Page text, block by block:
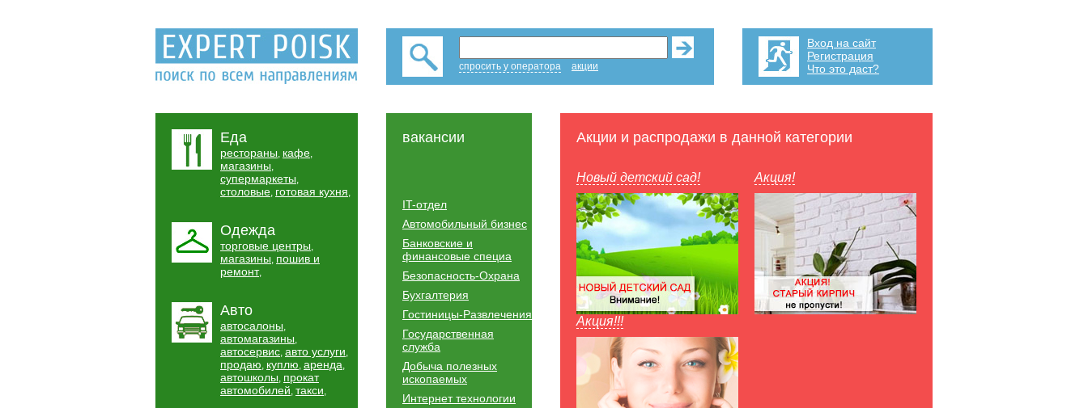
спросить у оператора акции
Вход на сайт
Регистрация
Что это даст?
Еда
рестораны, кафе,
магазины,
супермаркеты,
столовые, готовая кухня,
Одежда
торговые центры,
магазины, пошив и
ремонт,
Авто
автосалоны,
автомагазины,
автосервис, авто услуги,
продаю, куплю, аренда,
автошколы, прокат
автомобилей, такси,
вакансии
IT-отдел
Автомобильный бизнес
Банковские и
финансовые специа
Безопасность-Охрана
Бухгалтерия
Гостиницы-Развлечения
Государственная
служба
Добыча полезных
ископаемых
Интернет технологии
Акции и распродажи в данной категории
Новый детский сад! Акция!
Акция!!!